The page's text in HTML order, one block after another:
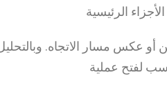
الرئيسية
أو عكس مسار الاتجاه.
لفتح عملية